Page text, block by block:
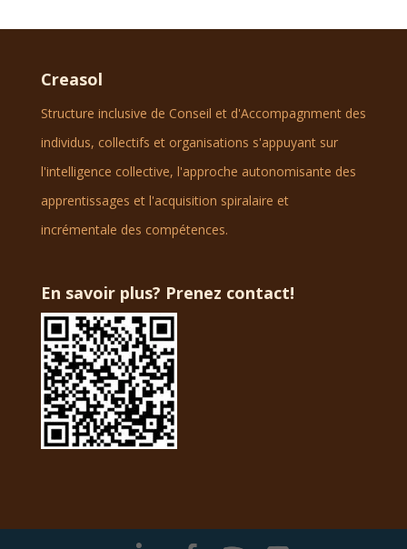
Creasol
Structure inclusive de Conseil et d'Accompagnment des
individus, collectifs et organisations s'appuyant sur
l'intelligence collective, l'approche autonomisante des
apprentissages et l'acquisition spiralaire et
incrémentale des compétences.
En savoir plus? Prenez contact!